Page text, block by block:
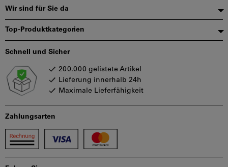
Wir sind für Sie da
Top-Produktkategorien
Zahlungsarten
Schnell und Sicher
200.000 gelistete Artikel
Lieferung innerhalb 24h
Maximale Lieferfähigkeit